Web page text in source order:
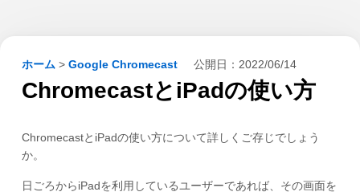
ホーム > Google Chromecast 公開日： 2022/06/14
ChromecastとiPadの使い方
ChromecastとiPadの使い方について詳しくご存じでしょう
か。
日ごろからiPadを利用しているユーザーであれば、その画面を